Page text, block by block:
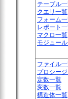
テーブル
クエリ一覧
フォーム
レポート
マクロ一覧
モジュー
ファイル
プロシー
定数一覧
変数一覧
構造体一覧